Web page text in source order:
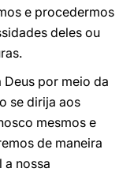
e procedermos
deles ou
por meio da
se dirija aos
mesmos e
de maneira
a nossa